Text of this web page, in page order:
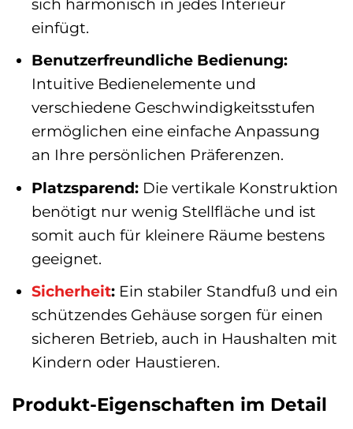
einfügt.
Benutzerfreundliche Bedienung:
Intuitive Bedienelemente und
verschiedene Geschwindigkeitsstufen
ermöglichen eine einfache Anpassung
an Ihre persönlichen Präferenzen.
Platzsparend:Die vertikale Konstruktion
benötigt nur wenig Stellfläche und ist
somit auch für kleinere Räume bestens
geeignet.
Sicherheit:Ein stabiler Standfuß und ein
schützendes Gehäuse sorgen für einen
sicheren Betrieb, auch in Haushalten mit
Kindern oder Haustieren.
Produkt-Eigenschaften im Detail